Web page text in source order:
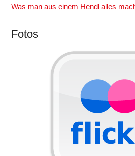
Was man aus einem Hendl alles
Fotos